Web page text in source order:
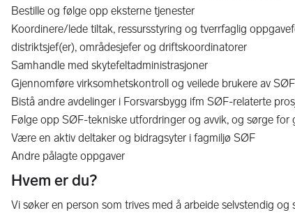
Bestille og følge opp eksterne tjenester
Koordinere/lede tiltak, ressursstyring og tverrfaglig
distriktsjef(er), områdesjefer og driftskoordinatorer
Samhandle med skytefeltadministrasjoner
Gjennomføre virksomhetskontroll og veilede brukere av SØF
Bistå andre avdelinger i Forsvarsbygg ifm SØF-relaterte
Følge opp SØF-tekniske utfordringer og avvik, og sørge
Være en aktiv deltaker og bidragsyter i fagmiljø SØF
Andre pålagte oppgaver
Hvem er du?
Vi søker en person som trives med å arbeide selvstendig